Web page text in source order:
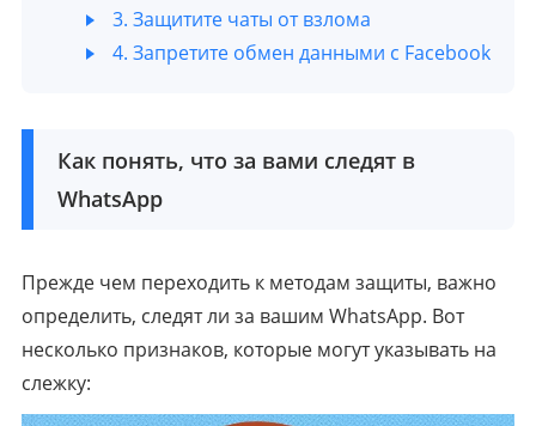
3. Защитите чаты от взлома
4. Запретите обмен данными с Facebook
Как понять, что за вами следят в
WhatsApp
Прежде чем переходить к методам защиты, важно
определить, следят ли за вашим WhatsApp. Вот
несколько признаков, которые могут указывать на
слежку: